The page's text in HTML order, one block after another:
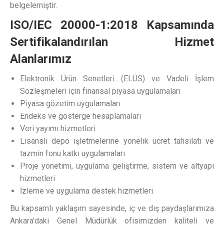
belgelemiştir.
ISO/IEC 20000-1:2018 Kapsamında
Sertifikalandırılan Hizmet
Alanlarımız
Elektronik Ürün Senetleri (ELÜS) ve Vadeli İşlem
Sözleşmeleri için finansal piyasa uygulamaları
Piyasa gözetim uygulamaları
Endeks ve gösterge hesaplamaları
Veri yayımı hizmetleri
Lisanslı depo işletmelerine yönelik ücret tahsilatı ve
tazmin fonu katkı uygulamaları
Proje yönetimi, uygulama geliştirme, sistem ve altyapı
hizmetleri
İzleme ve uygulama destek hizmetleri
Bu kapsamlı yaklaşım sayesinde, iç ve dış paydaşlarımıza
Ankara’daki Genel Müdürlük ofisimizden kaliteli ve